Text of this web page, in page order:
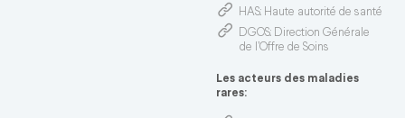
HAS: Haute autorité de santé
DGOS: Direction Générale
de l’Offre de Soins
Les acteurs des maladies
rares: